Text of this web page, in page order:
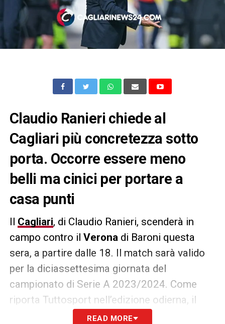
Claudio Ranieri chiede al
Cagliari più concretezza sotto
porta. Occorre essere meno
belli ma cinici per portare a
casa punti
Il Cagliari, di Claudio Ranieri, scenderà in
campo contro il Veronadi Baroni questa
sera, a partire dalle 18. Il match sarà valido
per la diciassettesima giornata del
campionato di Serie A 2023/2024. Come
riporta Tuttosport nell’edizione odierna, il
tecnico romano chiede ai rossoblù maggiore
READ MORE